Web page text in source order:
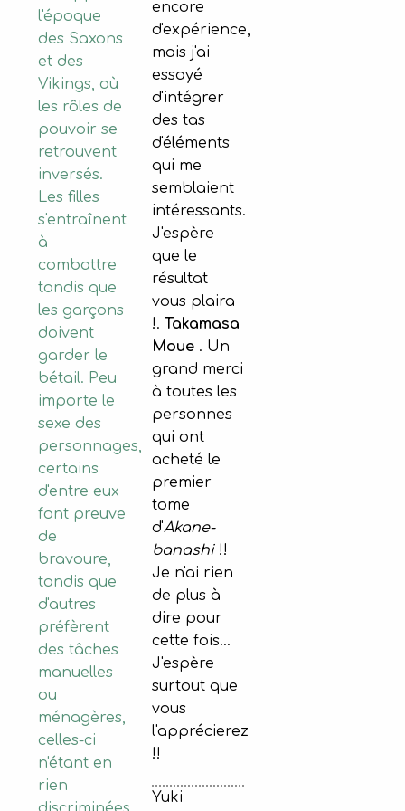
encore
d'expérience,
mais j'ai
essayé
d'intégrer
des tas
d'éléments
qui me
semblaient
intéressants.
J'espère
que le
résultat
vous plaira
!. Takamasa
Moue . Un
grand merci
à toutes les
personnes
qui ont
acheté le
premier
tome
d'Akane-
banashi!!
Je n'ai rien
de plus à
dire pour
cette fois...
J'espère
surtout que
vous
l'apprécierez
!!
Yuki
l'époque
des Saxons
et des
Vikings, où
les rôles de
pouvoir se
retrouvent
inversés.
Les filles
s'entraînent
à
combattre
tandis que
les garçons
doivent
garder le
bétail. Peu
importe le
sexe des
personnages,
certains
d'entre eux
font preuve
de
bravoure,
tandis que
d'autres
préfèrent
des tâches
manuelles
ou
ménagères,
celles-ci
n'étant en
rien